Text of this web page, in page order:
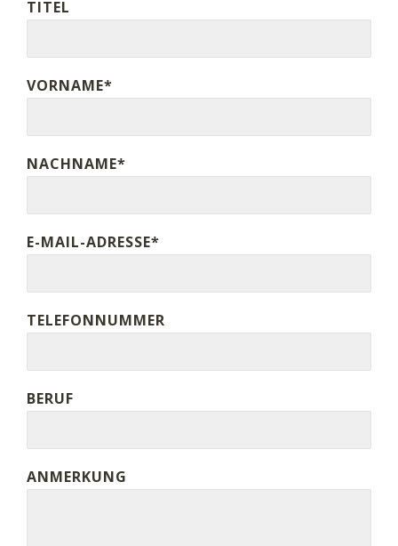
TITEL
VORNAME*
NACHNAME*
E-MAIL-ADRESSE*
TELEFONNUMMER
BERUF
ANMERKUNG